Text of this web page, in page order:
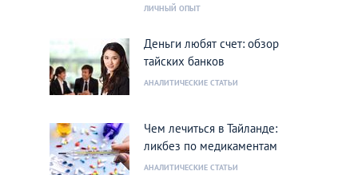
ЛИЧНЫЙ ОПЫТ
Деньги любят счет: обзор
тайских банков
АНАЛИТИЧЕСКИЕ СТАТЬИ
Чем лечиться в Тайланде:
ликбез по медикаментам
АНАЛИТИЧЕСКИЕ СТАТЬИ